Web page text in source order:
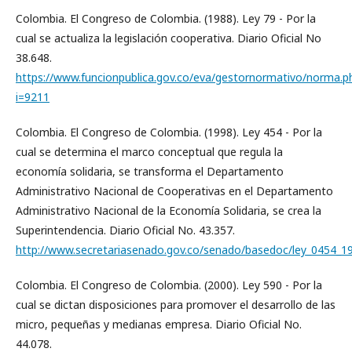
Colombia. El Congreso de Colombia. (1988). Ley 79 - Por la
cual se actualiza la legislación cooperativa. Diario Oficial No
38.648.
https://www.funcionpublica.gov.co/eva/gestornormativo/
i=9211
Colombia. El Congreso de Colombia. (1998). Ley 454 - Por la
cual se determina el marco conceptual que regula la
economía solidaria, se transforma el Departamento
Administrativo Nacional de Cooperativas en el Departamento
Administrativo Nacional de la Economía Solidaria, se crea la
Superintendencia. Diario Oficial No. 43.357.
http://www.secretariasenado.gov.co/senado/basedoc/
Colombia. El Congreso de Colombia. (2000). Ley 590 - Por la
cual se dictan disposiciones para promover el desarrollo de las
micro, pequeñas y medianas empresa. Diario Oficial No.
44.078.